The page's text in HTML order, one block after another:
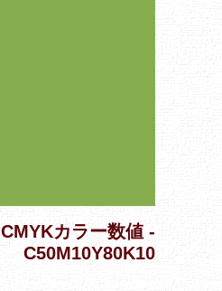
CMYKカラー数値 -
C50M10Y80K10